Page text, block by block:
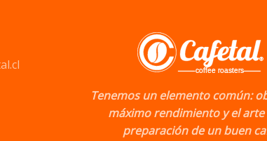
Tenemos un elemento común:
máximo rendimiento y el arte
preparación de un buen